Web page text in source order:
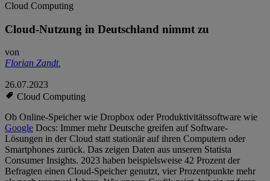
Cloud Computing
Cloud-Nutzung in Deutschland nimmt zu
von
Florian Zandt,
26.07.2023
Cloud Computing
Ob Online-Speicher wie Dropbox oder Produktivitätssoftware wie
Google Docs: Immer mehr Deutsche greifen auf Software-
Lösungen in der Cloud statt stationär auf ihren Computern oder
Smartphones zurück. Das zeigen Daten aus unseren Statista
Consumer Insights. 2023 haben beispielsweise 42 Prozent der
Befragten einen Cloud-Speicher genutzt, vier Prozentpunkte mehr